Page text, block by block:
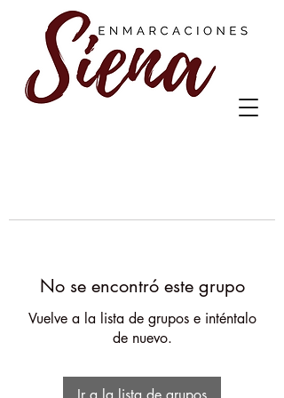
No se encontró este grupo
Vuelve a la lista de grupos e inténtalo
de nuevo.